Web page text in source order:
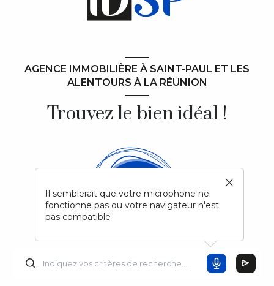
AGENCE IMMOBILIÈRE À SAINT-PAUL ET LES
ALENTOURS À LA RÉUNION
Trouvez le bien idéal !
Il semblerait que votre microphone ne
fonctionne pas ou votre navigateur n'est
pas compatible